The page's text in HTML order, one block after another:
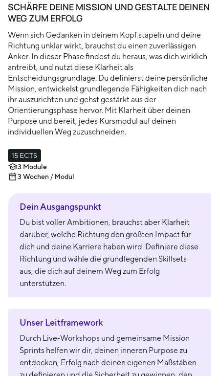
SCHÄRFE DEINE MISSION UND GESTALTE DEINEN
WEG ZUM ERFOLG
Wenn sich Gedanken in deinem Kopf stapeln und deine
Richtung unklar wirkt, brauchst du einen zuverlässigen
Anker. In dieser Phase findest du heraus, was dich wirklich
antreibt, und nutzt diese Klarheit als
Entscheidungsgrundlage. Du definierst deine persönliche
Mission, entwickelst grundlegende Fähigkeiten dich nach
ihr auszurichten und gehst gestärkt aus der
Orientierungsphase hervor. Mit Klarheit über deinen
Purpose und bereit, jedes Kursmodul auf deinen
individuellen Weg zuzuschneiden.
15 ECTS
3 Module
3 Wochen / Modul
Dein Ausgangspunkt
Du bist voller Ambitionen, brauchst aber Klarheit
darüber, welche Richtung den größten Impact für
dich und deine Karriere haben wird. Definiere diese
Richtung und wähle die grundlegenden Skillsets
aus, die dich auf deinem Weg zum Erfolg
unterstützen.
Unser Leitframework
Durch Live-Workshops und gemeinsame Mission
Sprints helfen wir dir, deinen inneren Purpose zu
entdecken, Erfolg nach deinen eigenen Maßstäben